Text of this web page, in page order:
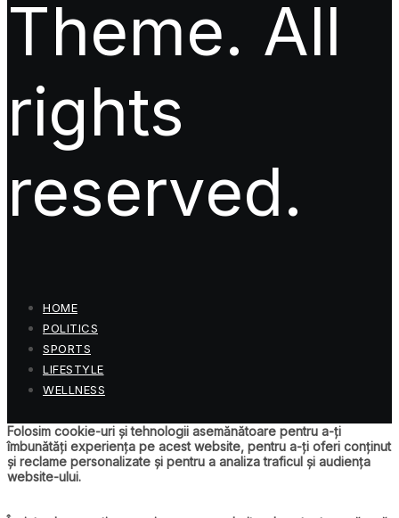
Theme. All
rights
reserved.
HOME
POLITICS
SPORTS
LIFESTYLE
WELLNESS
Folosim cookie-uri și tehnologii asemănătoare pentru a-ți
îmbunătăți experiența pe acest website, pentru a-ți oferi conținut
și reclame personalizate și pentru a analiza traficul și audiența
website-ului.